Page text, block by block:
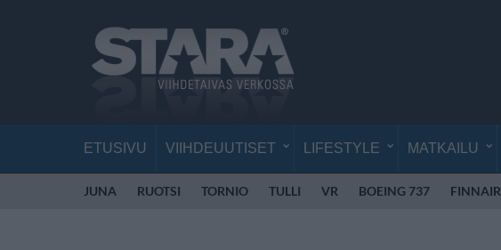
ETUSIVU VIIHDEUUTISET LIFESTYLE MATKAILU
JUNA RUOTSI TORNIO TULLI VR BOEING 737 FINNAIR